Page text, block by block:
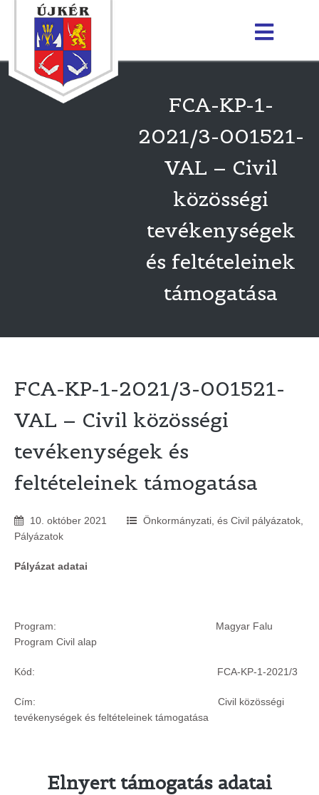
FCA-KP-1-
2021/3-001521-
VAL – Civil
közösségi
tevékenységek
és feltételeinek
támogatása
FCA-KP-1-2021/3-001521-
VAL – Civil közösségi
tevékenységek és
feltételeinek támogatása
10 október 2021 Önkormányzati, és Civil pályázatok
Pályázatok
Pályázat adatai
Program: Magyar Falu
Program Civil alap
Kód: FCA-KP-1-2021/3
Cím: Civil közösségi
tevékenységek és feltételeinek támogatása
Elnyert támogatás adatai